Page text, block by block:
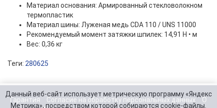
Материал основания: Армированный стекловолокном
термопластик
Материал шины: Луженая медь CDA 110 / UNS 11000
Рекомендуемый момент затяжки шпилек: 14,91 Н • м
Вес: 0,36 кг
Теги: 280625
Гарантия Согласие на обработку персональных данных
О
Данный веб-сайт использует метрическую программу «Яндекс
Метрика», посредством которой собираются cookie-файлы.